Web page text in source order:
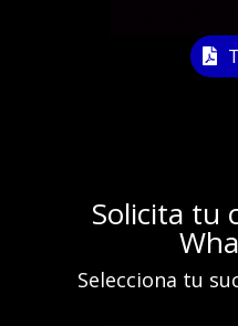
Solicita tu
Selecciona tu